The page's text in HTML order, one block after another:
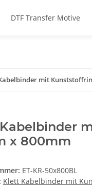
DTF Transfer Motive
mit
x 800mm
ET-KR-50x800BL
Klett Kabelbinder mit